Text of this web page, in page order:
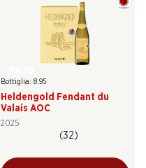
Bottiglia: 8.95
Heldengold Fendant du
Valais AOC
2025
(32)